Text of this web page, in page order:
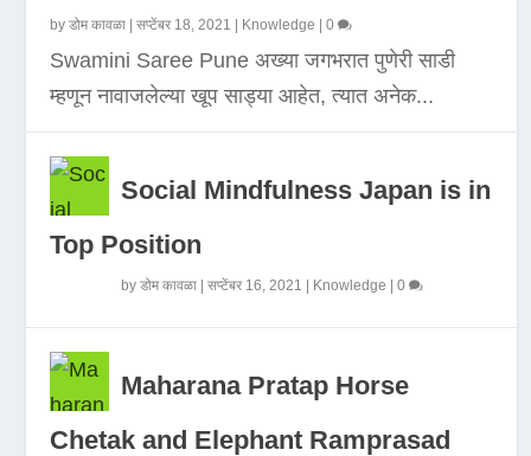
byडोम कावळा |सप्टेंबर 18, 2021 Knowledge |0
Swamini Saree Pune अख्या जगभरात पुणेरी साडी
म्हणून नावाजलेल्या खूप साड्या आहेत, त्यात अनेक...
Social Mindfulness Japan is in
Top Position
byडोम कावळा |सप्टेंबर 16, 2021 Knowledge |0
Maharana Pratap Horse
Chetak and Elephant Ramprasad